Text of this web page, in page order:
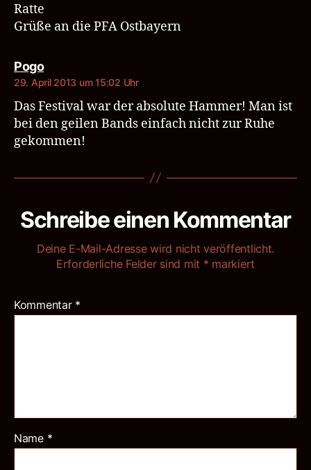
Ratte
Grüße an die PFA Ostbayern
Pogosagt:
29. April 2013 um 15:02 Uhr
Das Festival war der absolute Hammer! Man ist
bei den geilen Bands einfach nicht zur Ruhe
gekommen!
Schreibe einen Kommentar
Deine E-Mail-Adresse wird nicht veröffentlicht.
Erforderliche Felder sind mit * markiert
Kommentar *
Name *